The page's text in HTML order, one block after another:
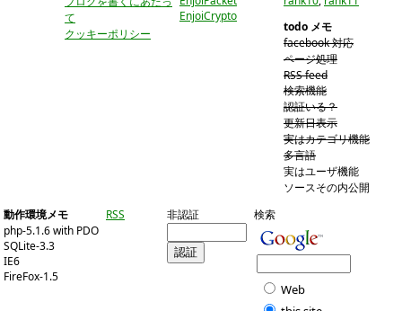
て
クッキーポリシー
EnjoiCrypto
todo メモ
facebook 対応
ページ処理
RSS feed
検索機能
認証いる？
更新日表示
実はカテゴリ機能
多言語
実はユーザ機能
ソースその内公開
動作環境メモ
php-5.1.6 with PDO
SQLite-3.3
IE6
FireFox-1.5
RSS 非認証 検索
Web